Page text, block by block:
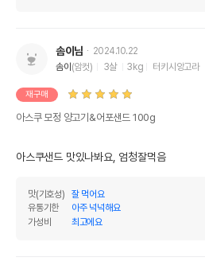
솜이님
2024.10.22
솜이(암컷) 3살 3kg 터키시앙고라
재구매
아스쿠 모정 양고기&어포샌드 100g
아스쿠샌드 맛있나봐요, 엄청잘먹음
맛(기호성)
잘 먹어요
유통기한
아주 넉넉해요
가성비
최고에요